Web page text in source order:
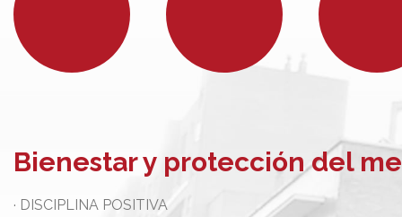
Bienestar y protección del
· DISCIPLINA POSITIVA